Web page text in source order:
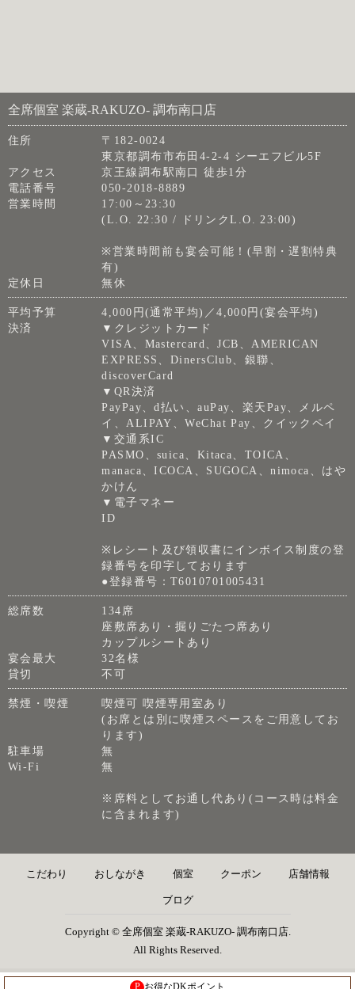
全席個室 楽蔵‐RAKUZO‐ 調布南口店
住所
〒182-0024
東京都調布市布田4-2-4 シーエフビル5F
アクセス
京王線調布駅南口 徒歩1分
電話番号
050-2018-8889
営業時間
17:00～23:30
(L.O. 22:30 / ドリンクL.O. 23:00)
※営業時間前も宴会可能！(早割・遅割特典
有)
定休日
無休
平均予算
4,000円(通常平均)／4,000円(宴会平均)
決済
▼クレジットカード
VISA、Mastercard、JCB、AMERICAN
EXPRESS、DinersClub、銀聯、
discoverCard
▼QR決済
PayPay、d払い、auPay、楽天Pay、メルペ
イ、ALIPAY、WeChat Pay、クイックペイ
▼交通系IC
PASMO、suica、Kitaca、TOICA、
manaca、ICOCA、SUGOCA、nimoca、はや
かけん
▼電子マネー
ID
※レシート及び領収書にインボイス制度の登
録番号を印字しております
●登録番号：T6010701005431
総席数
134席
座敷席あり・掘りごたつ席あり
カップルシートあり
宴会最大
32名様
貸切
不可
禁煙・喫煙
喫煙可 喫煙専用室あり
(お席とは別に喫煙スペースをご用意してお
ります)
駐車場
無
Wi-Fi
無
※席料としてお通し代あり(コース時は料金
に含まれます)
こだわり おしながき 個室 クーポン 店舗情報
ブログ
Copyright © 全席個室 楽蔵‐RAKUZO‐ 調布南口店.
All Rights Reserved.
P お得なDKポイント